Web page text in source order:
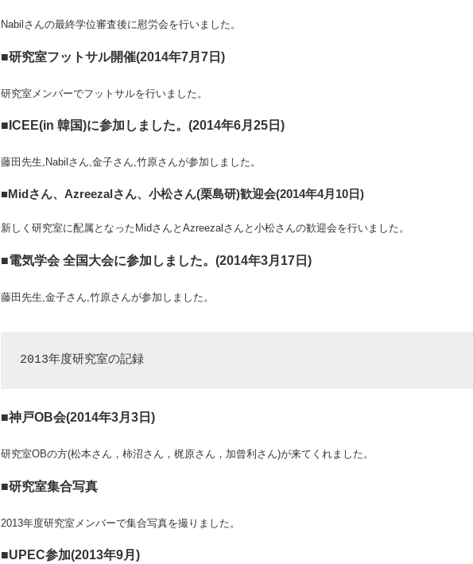
Nabilさんの最終学位審査後に慰労会を行いました。
■研究室フットサル開催(2014年7月7日)
研究室メンバーでフットサルを行いました。
■ICEE(in 韓国)に参加しました。(2014年6月25日)
藤田先生,Nabilさん,金子さん,竹原さんが参加しました。
■Midさん、Azreezalさん、小松さん(栗島研)歓迎会(2014年4月10日)
新しく研究室に配属となったMidさんとAzreezalさんと小松さんの歓迎会を行いました。
■電気学会 全国大会に参加しました。(2014年3月17日)
藤田先生,金子さん,竹原さんが参加しました。
2013年度研究室の記録
■神戸OB会(2014年3月3日)
研究室OBの方(松本さん，柿沼さん，梶原さん，加曾利さん)が来てくれました。
■研究室集合写真
2013年度研究室メンバーで集合写真を撮りました。
■UPEC参加(2013年9月)